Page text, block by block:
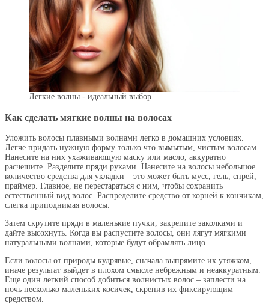
Легкие волны - идеальный выбор.
Как сделать мягкие волны на волосах
Уложить волосы плавными волнами легко в домашних условиях.
Легче придать нужную форму только что вымытым, чистым волосам.
Нанесите на них ухаживающую маску или масло, аккуратно
расчешите. Разделите пряди руками. Нанесите на волосы небольшое
количество средства для укладки – это может быть мусс, гель, спрей,
праймер. Главное, не перестараться с ним, чтобы сохранить
естественный вид волос. Распределите средство от корней к кончикам,
слегка приподнимая волосы.
Затем скрутите пряди в маленькие пучки, закрепите заколками и
дайте высохнуть. Когда вы распустите волосы, они лягут мягкими
натуральными волнами, которые будут обрамлять лицо.
Если волосы от природы кудрявые, сначала выпрямите их утяжком,
иначе результат выйдет в плохом смысле небрежным и неаккуратным.
Еще один легкий способ добиться волнистых волос – заплести на
ночь несколько маленьких косичек, скрепив их фиксирующим
средством.